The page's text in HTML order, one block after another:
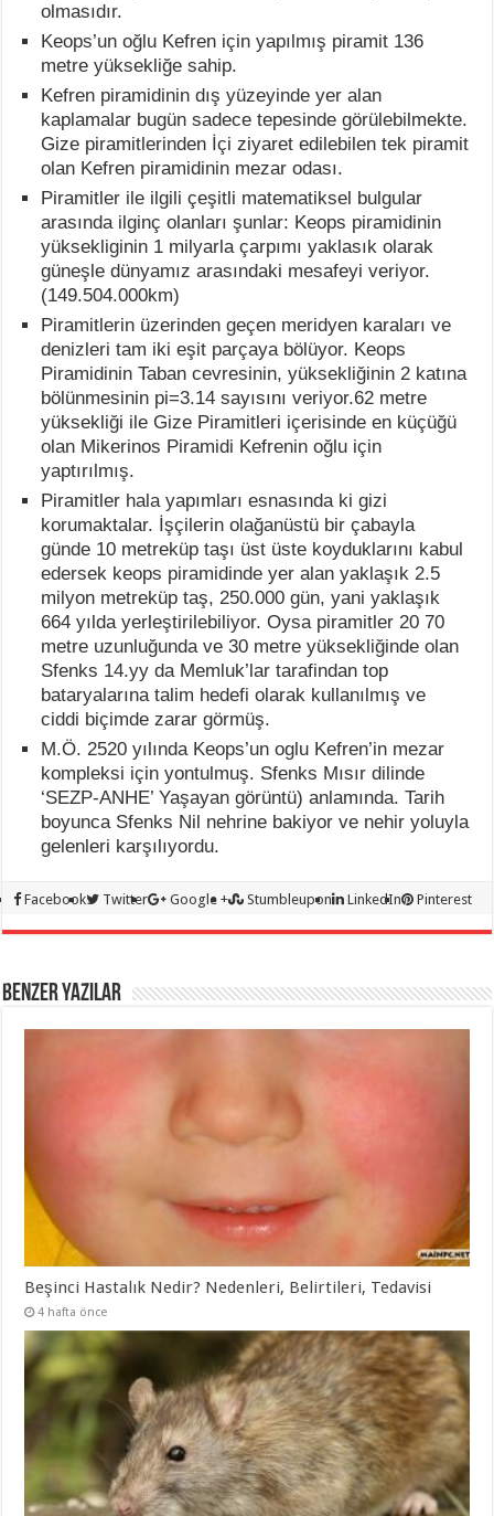
olmasıdır.
Keops’un oğlu Kefren için yapılmış piramit 136
metre yüksekliğe sahip.
Kefren piramidinin dış yüzeyinde yer alan
kaplamalar bugün sadece tepesinde görülebilmekte.
Gize piramitlerinden İçi ziyaret edilebilen tek piramit
olan Kefren piramidinin mezar odası.
Piramitler ile ilgili çeşitli matematiksel bulgular
arasında ilginç olanları şunlar: Keops piramidinin
yüksekliginin 1 milyarla çarpımı yaklasık olarak
güneşle dünyamız arasındaki mesafeyi veriyor.
(149.504.000km)
Piramitlerin üzerinden geçen meridyen karaları ve
denizleri tam iki eşit parçaya bölüyor. Keops
Piramidinin Taban cevresinin, yüksekliğinin 2 katına
bölünmesinin pi=3.14 sayısını veriyor.62 metre
yüksekliği ile Gize Piramitleri içerisinde en küçüğü
olan Mikerinos Piramidi Kefrenin oğlu için
yaptırılmış.
Piramitler hala yapımları esnasında ki gizi
korumaktalar. İşçilerin olağanüstü bir çabayla
günde 10 metreküp taşı üst üste koyduklarını kabul
edersek keops piramidinde yer alan yaklaşık 2.5
milyon metreküp taş, 250.000 gün, yani yaklaşık
664 yılda yerleştirilebiliyor. Oysa piramitler 20 70
metre uzunluğunda ve 30 metre yüksekliğinde olan
Sfenks 14.yy da Memluk’lar tarafindan top
bataryalarına talim hedefi olarak kullanılmış ve
ciddi biçimde zarar görmüş.
M.Ö. 2520 yılında Keops’un oglu Kefren’in mezar
kompleksi için yontulmuş. Sfenks Mısır dilinde
‘SEZP-ANHE’ Yaşayan görüntü) anlamında. Tarih
boyunca Sfenks Nil nehrine bakiyor ve nehir yoluyla
gelenleri karşılıyordu.
Facebook Twitter Google + Stumbleupon LinkedIn Pinterest
BENZER YAZILAR
Beşinci Hastalık Nedir? Nedenleri, Belirtileri, Tedavisi
4 hafta önce